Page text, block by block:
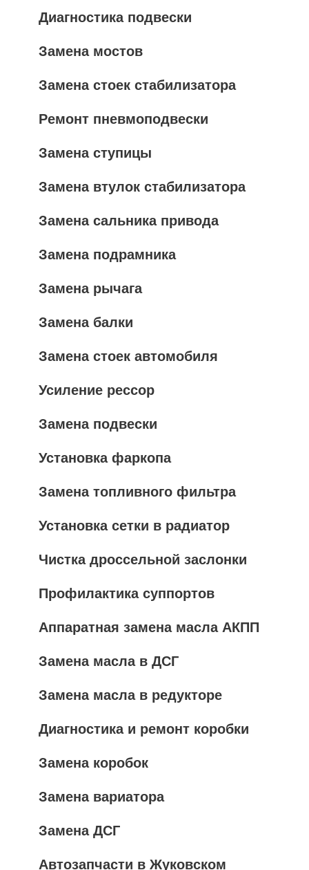
Диагностика подвески
Замена мостов
Замена стоек стабилизатора
Ремонт пневмоподвески
Замена ступицы
Замена втулок стабилизатора
Замена сальника привода
Замена подрамника
Замена рычага
Замена балки
Замена стоек автомобиля
Усиление рессор
Замена подвески
Установка фаркопа
Замена топливного фильтра
Установка сетки в радиатор
Чистка дроссельной заслонки
Профилактика суппортов
Аппаратная замена масла АКПП
Замена масла в ДСГ
Замена масла в редукторе
Диагностика и ремонт коробки
Замена коробок
Замена вариатора
Замена ДСГ
Автозапчасти в Жуковском